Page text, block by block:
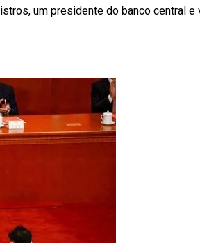
um presidente do banco central